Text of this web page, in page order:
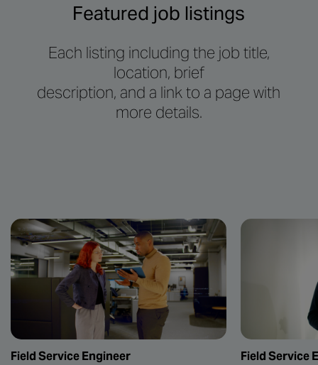
Featured job listings
Each listing including the job title,
location, brief
description, and a link to a page with
more details.
Field Service Engineer
Field Service